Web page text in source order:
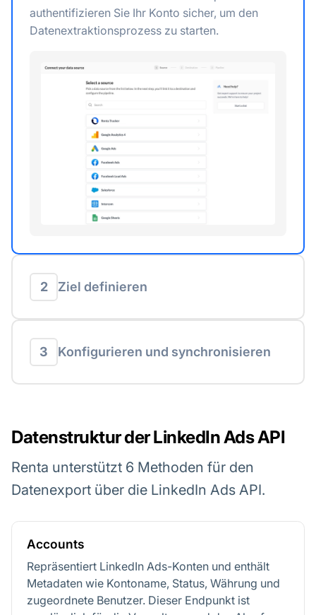
authentifizieren Sie Ihr Konto sicher, um den
Datenextraktionsprozess zu starten.
2 Ziel definieren
3 Konfigurieren und synchronisieren
Datenstruktur der LinkedIn Ads API
Renta unterstützt 6 Methoden für den
Datenexport über die LinkedIn Ads API.
Accounts
Repräsentiert LinkedIn Ads-Konten und enthält
Metadaten wie Kontoname, Status, Währung und
zugeordnete Benutzer. Dieser Endpunkt ist